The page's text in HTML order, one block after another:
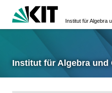
Institut für Algebra und